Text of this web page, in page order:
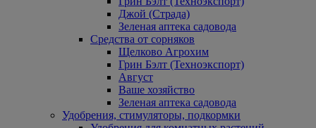
Джой (Страда)
Зеленая аптека садовода
Средства от сорняков
Щелково Агрохим
Грин Бэлт (Техноэкспорт)
Август
Ваше хозяйство
Зеленая аптека садовода
Удобрения, стимуляторы, подкормки